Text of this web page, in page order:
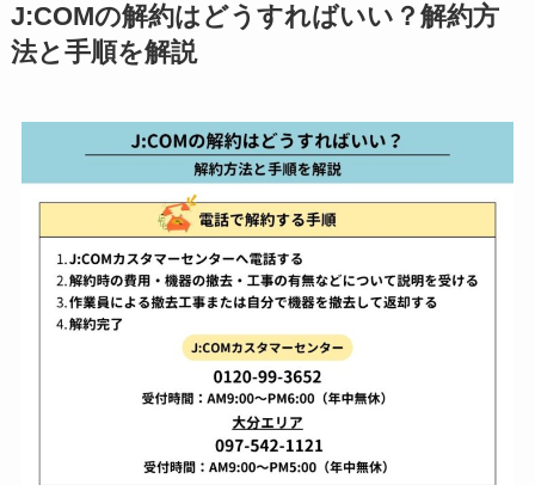
J:COMの解約はどうすればいい？解約方
法と手順を解説